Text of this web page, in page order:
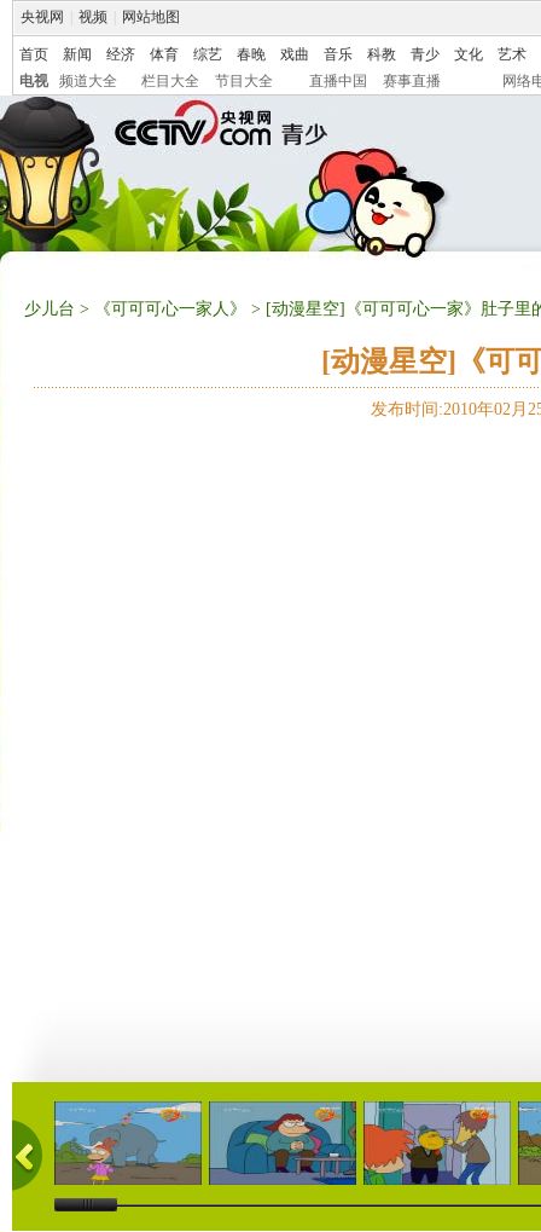
央视网 视频 网站地图
首页 新闻 经济 体育 综艺 春晚 戏曲 音乐 科教 青少 文化
艺术
电视
频道大全 栏目大全 节目大全 直播中国 赛事直播 网络
少儿台 > 《可可可心一家人》 > [动漫星空]《可可可心一家》肚子里
[动漫星空]《可
发布时间:2010年02月
09:40 00:00 09:36